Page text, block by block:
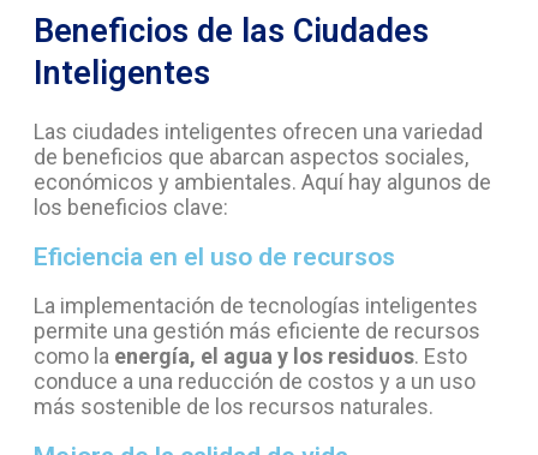
Beneficios de las Ciudades
Inteligentes
Las ciudades inteligentes ofrecen una variedad
de beneficios que abarcan aspectos sociales,
económicos y ambientales. Aquí hay algunos de
los beneficios clave:
Eficiencia en el uso de recursos
La implementación de tecnologías inteligentes
permite una gestión más eficiente de recursos
como la energía, el agua y los residuos. Esto
conduce a una reducción de costos y a un uso
más sostenible de los recursos naturales.